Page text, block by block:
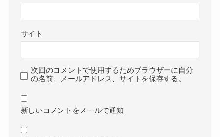
サイト
次回のコメントで使用するためブラウザーに自分
の名前、メールアドレス、サイトを保存する。
新しいコメントをメールで通知